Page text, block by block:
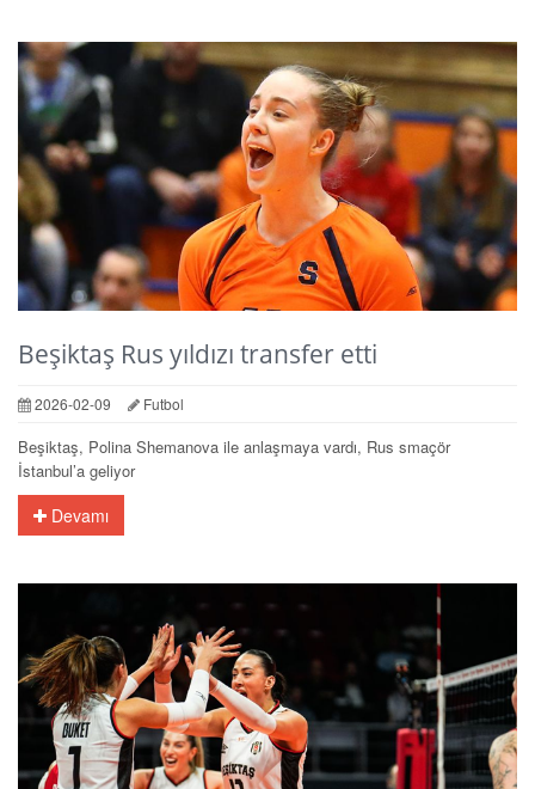
Beşiktaş Rus yıldızı transfer etti
2026-02-09 Futbol
Beşiktaş, Polina Shemanova ile anlaşmaya vardı, Rus smaçör
İstanbul’a geliyor
Devamı